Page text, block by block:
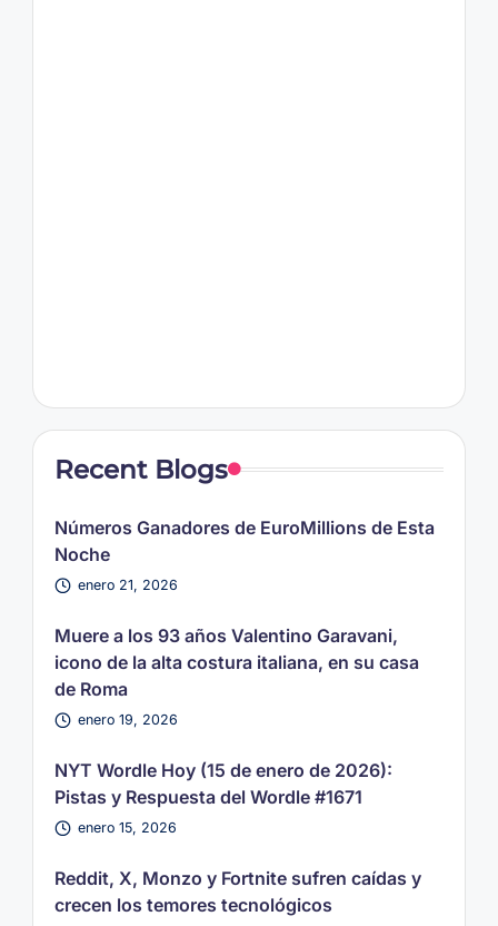
Recent Blogs
Números Ganadores de EuroMillions de Esta
Noche
enero 21, 2026
Muere a los 93 años Valentino Garavani,
icono de la alta costura italiana, en su casa
de Roma
enero 19, 2026
NYT Wordle Hoy (15 de enero de 2026):
Pistas y Respuesta del Wordle #1671
enero 15, 2026
Reddit, X, Monzo y Fortnite sufren caídas y
crecen los temores tecnológicos